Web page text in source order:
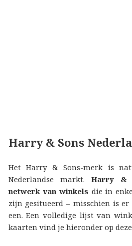
Harry & Sons
Het Harry & Sons-merk is
Nederlandse markt. Harry &
netwerk van winkels die in
zijn gesitueerd – misschien is
een. Een volledige lijst van
kaarten vind je hieronder op